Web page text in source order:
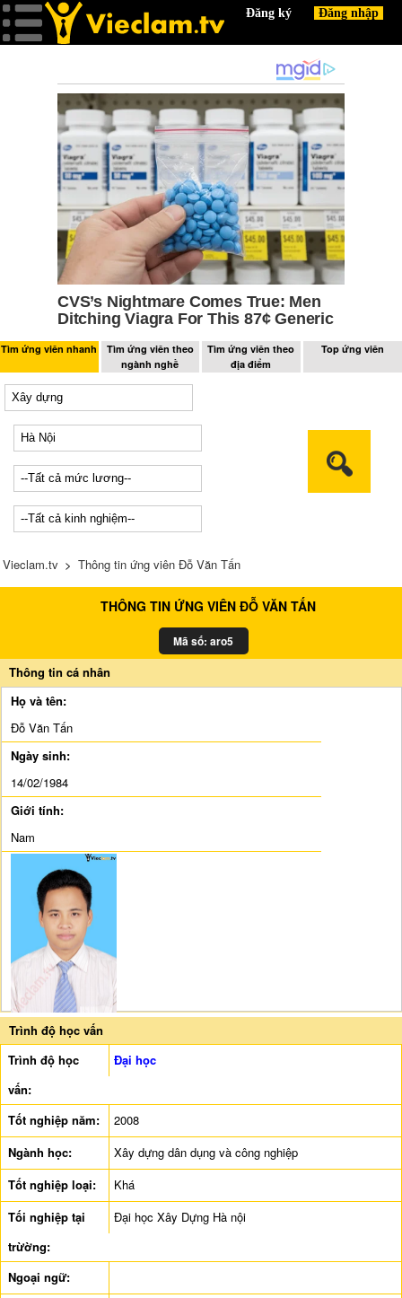
Tìm ứng viên nhanh
Tìm ứng viên theo
ngành nghề
Tìm ứng viên theo
địa điểm
Top ứng viên
Vieclam.tv > Thông tin ứng viên Đỗ Văn Tấn
THÔNG TIN ỨNG VIÊN ĐỖ VĂN TẤN
Mã số: aro5
Thông tin cá nhân
Họ và tên:
Đỗ Văn Tấn
Ngày sinh:
14/02/1984
Giới tính:
Nam
Trình độ học vấn
Trình độ học
vấn:
Đại học
Tốt nghiệp năm:
2008
Ngành học:
Xây dựng dân dụng và công nghiệp
Tốt nghiệp loại:
Khá
Tối nghiệp tại
trừờng:
Đại học Xây Dựng Hà nội
Ngoại ngữ: